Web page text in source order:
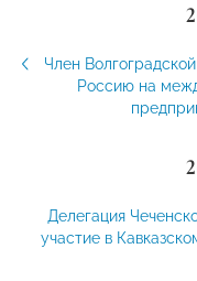
Член
Россию на
Делегация
участие в